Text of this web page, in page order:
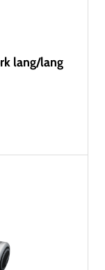
lang/lang